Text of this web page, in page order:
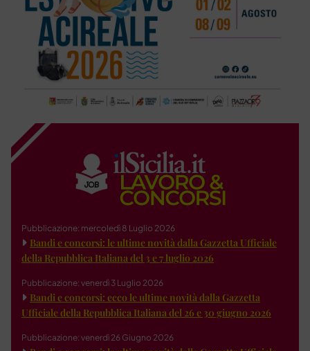
Pubblicazione: mercoledì 8 Luglio 2026
Bandi e concorsi: le ultime novità dalla Gazzetta Ufficiale
della Repubblica Italiana del 3 e 7 luglio 2026
Pubblicazione: venerdì 3 Luglio 2026
Bandi e concorsi: ecco le ultime novità dalla Gazzetta
Ufficiale della Repubblica Italiana del 26 e 30 giugno 2026
Pubblicazione: venerdì 26 Giugno 2026